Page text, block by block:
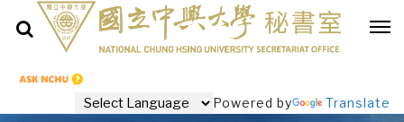
Powered by Translate